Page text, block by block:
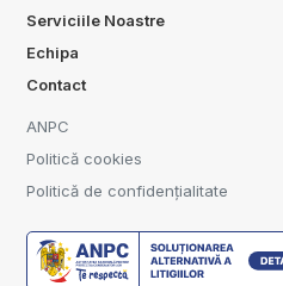
Serviciile Noastre
Echipa
Contact
ANPC
Politică cookies
Politică de confidențialitate